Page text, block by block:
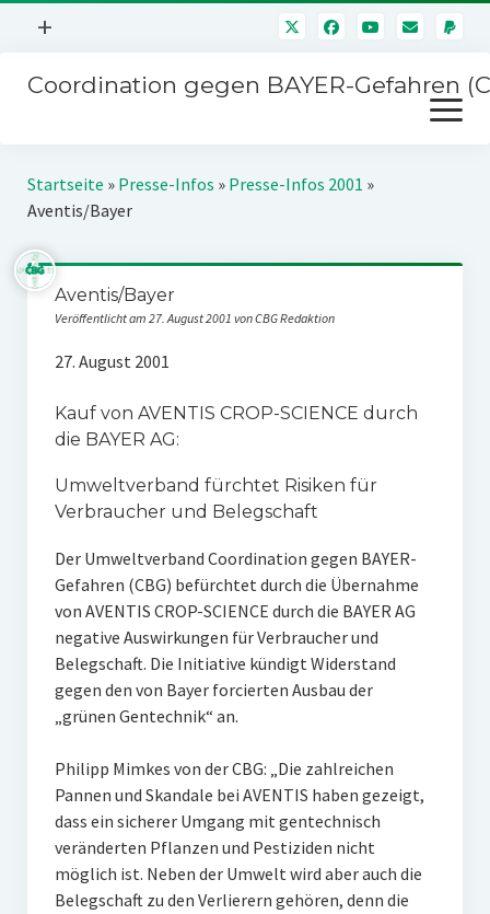
Menü
+
Mitmachen
Über uns
Kontakt
Impressum
Coordination gegen BAYER-Gefahren
Menü
öffnen
Kampagnen
Stichwort BAYER
Jahrestagung
SPENDEN
Startseite » Presse-Infos » Presse-Infos 2001 »
Aventis/Bayer
Aventis/Bayer
Veröffentlicht am 27. August 2001 von CBG Redaktion
27. August 2001
Kauf von AVENTIS CROP-SCIENCE durch
die BAYER AG:
Umweltverband fürchtet Risiken für
Verbraucher und Belegschaft
Der Umweltverband Coordination gegen BAYER-
Gefahren (CBG) befürchtet durch die Übernahme
von AVENTIS CROP-SCIENCE durch die BAYER AG
negative Auswirkungen für Verbraucher und
Belegschaft. Die Initiative kündigt Widerstand
gegen den von Bayer forcierten Ausbau der
„grünen Gentechnik“ an.
Philipp Mimkes von der CBG: „Die zahlreichen
Pannen und Skandale bei AVENTIS haben gezeigt,
dass ein sicherer Umgang mit gentechnisch
veränderten Pflanzen und Pestiziden nicht
möglich ist. Neben der Umwelt wird aber auch die
Belegschaft zu den Verlierern gehören, denn die